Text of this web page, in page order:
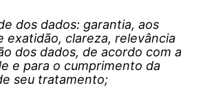
dos dados: garantia, aos
exatidão, clareza, relevância
dos dados, de acordo com a
e para o cumprimento da
seu tratamento;